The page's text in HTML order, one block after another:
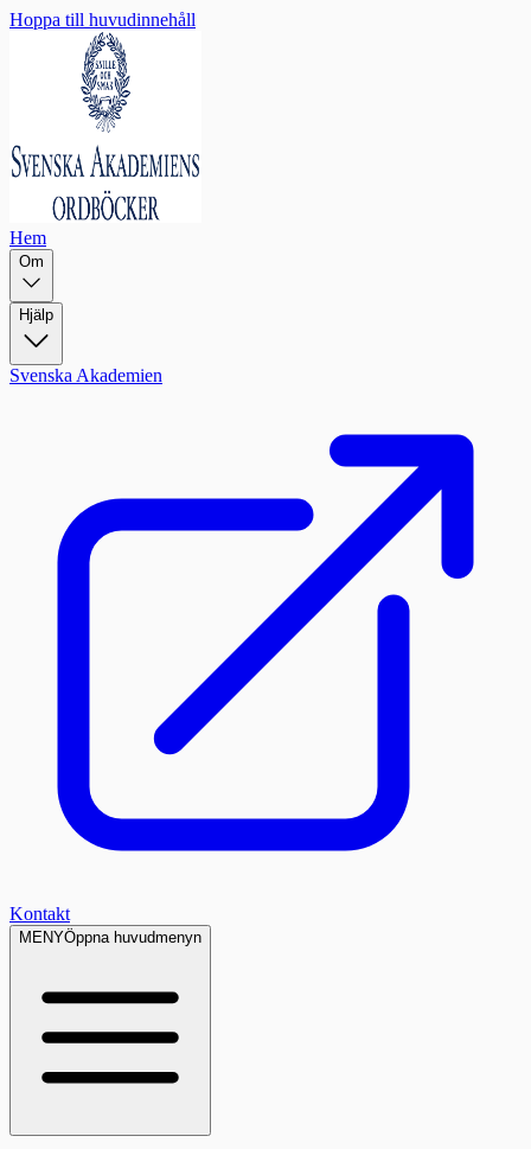
Hoppa till huvudinnehåll
Hem
Om
Hjälp
Svenska Akademien
Kontakt
MENYÖppna huvudmenyn